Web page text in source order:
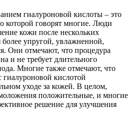
гиалуроновой кислоты – это
которой говорят многие. Люди
кожи после нескольких
более упругой, увлажненной,
Они отмечают, что процедура
и не требует длительного
Многие также отмечают, что
гиалуроновой кислотой
уходе за кожей. В целом,
положительные, и многие
решение для улучшения